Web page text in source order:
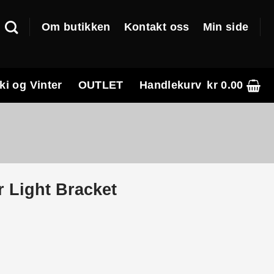
Om butikken Kontakt oss Min side
og Vinter OUTLET Handlekurv kr0.00
Light Bracket